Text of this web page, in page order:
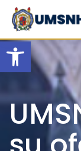
Open
Skip
content